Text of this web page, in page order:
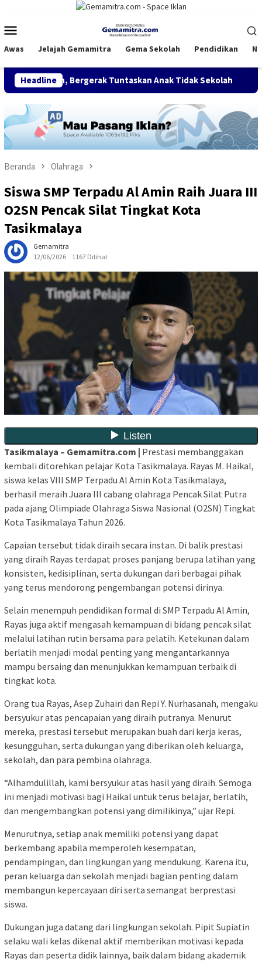
konten
Mobile
Awas Jelajah Gemamitra Gema Sekolah Pendidikan
Headline
Bergerak Tuntaskan Anak Tidak Sekolah FDI
Beranda Olahraga
Siswa SMP Terpadu Al Amin Raih Juara III
O2SN Pencak Silat Tingkat Kota
Tasikmalaya
Gemamitra
12/06/2026
1167 Dilihat
Tasikmalaya – Gemamitra.com | Prestasi membanggakan
kembali ditorehkan pelajar Kota Tasikmalaya. Rayas M. Haikal,
siswa kelas VIII SMP Terpadu Al Amin Kota Tasikmalaya,
berhasil meraih Juara III cabang olahraga Pencak Silat Putra
pada ajang Olimpiade Olahraga Siswa Nasional (O2SN) Tingkat
Kota Tasikmalaya Tahun 2026.
Capaian tersebut tidak diraih secara instan. Di balik prestasi
yang diraih Rayas terdapat proses panjang berupa latihan yang
konsisten, kedisiplinan, serta dukungan dari berbagai pihak
yang terus mendorong pengembangan potensi dirinya.
Selain menempuh pendidikan formal di SMP Terpadu Al Amin,
Rayas juga aktif mengasah kemampuan di bidang pencak silat
melalui latihan rutin bersama para pelatih. Ketekunan dalam
berlatih menjadi modal penting yang mengantarkannya
mampu bersaing dan menunjukkan kemampuan terbaik di
tingkat kota.
Orang tua Rayas, Asep Zuhairi dan Repi Y. Nurhasanah, mengaku
bersyukur atas pencapaian yang diraih putranya. Menurut
mereka, prestasi tersebut merupakan buah dari kerja keras,
kesungguhan, serta dukungan yang diberikan oleh keluarga,
sekolah, dan para pembina olahraga.
“Alhamdulillah, kami bersyukur atas hasil yang diraih. Semoga
ini menjadi motivasi bagi Haikal untuk terus belajar, berlatih,
dan mengembangkan potensi yang dimilikinya,” ujar Repi.
Menurutnya, setiap anak memiliki potensi yang dapat
berkembang apabila memperoleh kesempatan,
pendampingan, dan lingkungan yang mendukung. Karena itu,
peran keluarga dan sekolah menjadi bagian penting dalam
membangun kepercayaan diri serta semangat berprestasi
siswa.
Dukungan juga datang dari lingkungan sekolah. Pipit Supiatin
selaku wali kelas dikenal aktif memberikan motivasi kepada
Rayas dan peserta didik lainnya, baik dalam bidang akademik